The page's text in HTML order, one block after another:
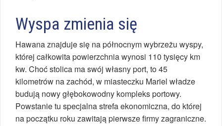
Wyspa zmienia się
Hawana znajduje się na północnym wybrzeżu wyspy,
której całkowita powierzchnia wynosi 110 tysięcy km
kw. Choć stolica ma swój własny port, to 45
kilometrów na zachód, w miasteczku Mariel władze
budują nowy głębokowodny kompleks portowy.
Powstanie tu specjalna strefa ekonomiczna, do której
na początku roku zawitają pierwsze firmy zagraniczne.